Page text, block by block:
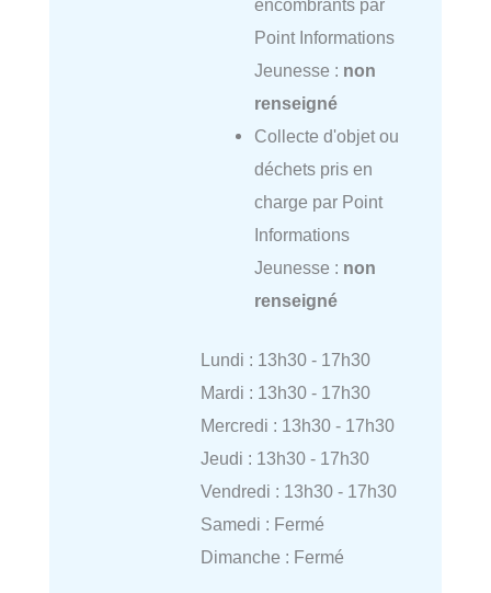
encombrants par
Point Informations
Jeunesse : non
renseigné
Collecte d'objet ou
déchets pris en
charge par Point
Informations
Jeunesse : non
renseigné
Lundi : 13h30 - 17h30
Mardi : 13h30 - 17h30
Mercredi : 13h30 - 17h30
Jeudi : 13h30 - 17h30
Vendredi : 13h30 - 17h30
Samedi : Fermé
Dimanche : Fermé